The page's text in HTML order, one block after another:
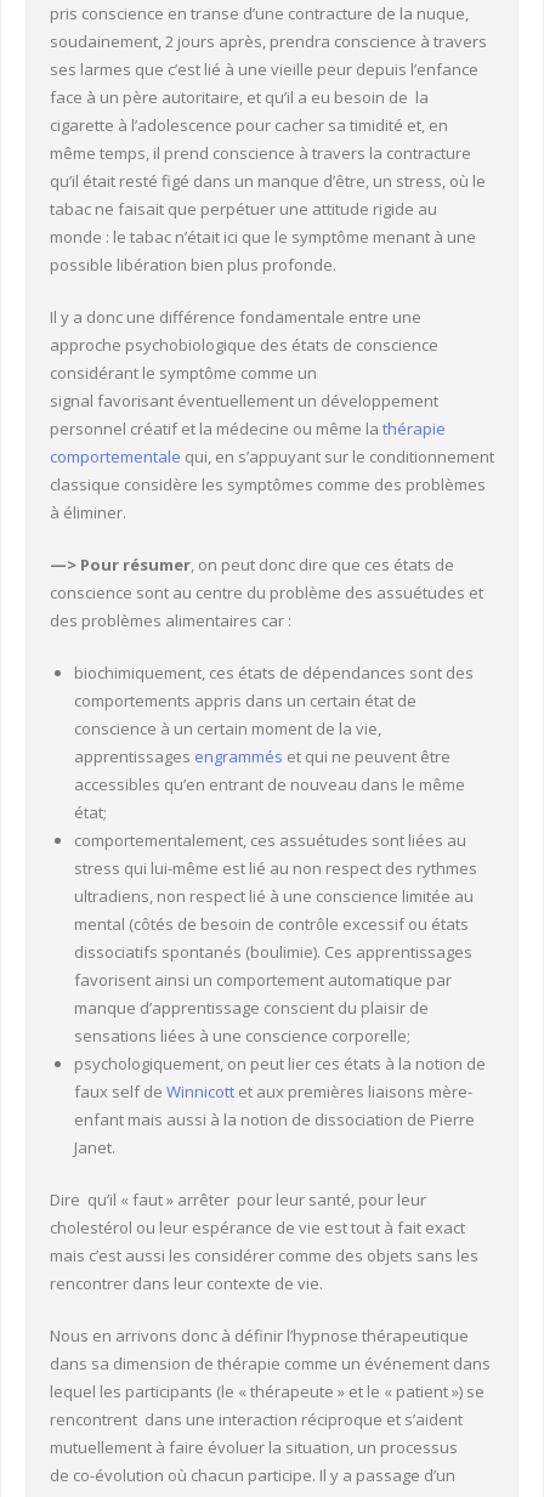
pris conscience en transe d’une contracture de la nuque,
soudainement, 2 jours après, prendra conscience à travers
ses larmes que c’est lié à une vieille peur depuis l’enfance
face à un père autoritaire, et qu’il a eu besoin de la
cigarette à l’adolescence pour cacher sa timidité et, en
même temps, il prend conscience à travers la contracture
qu’il était resté figé dans un manque d’être, un stress, où le
tabac ne faisait que perpétuer une attitude rigide au
monde : le tabac n’était ici que le symptôme menant à une
possible libération bien plus profonde.
Il y a donc une différence fondamentale entre une
approche psychobiologique des états de conscience
considérant le symptôme comme un
signal favorisant éventuellement un développement
personnel créatif et la médecine ou même la thérapie
comportementale qui, en s’appuyant sur le conditionnement
classique considère les symptômes comme des problèmes
à éliminer.
—> Pour résumer , on peut donc dire que ces états de
conscience sont au centre du problème des assuétudes et
des problèmes alimentaires car :
biochimiquement, ces états de dépendances sont des
comportements appris dans un certain état de
conscience à un certain moment de la vie,
apprentissages engrammés et qui ne peuvent être
accessibles qu’en entrant de nouveau dans le même
état;
comportementalement, ces assuétudes sont liées au
stress qui lui-même est lié au non respect des rythmes
ultradiens, non respect lié à une conscience limitée au
mental (côtés de besoin de contrôle excessif ou états
dissociatifs spontanés (boulimie). Ces apprentissages
favorisent ainsi un comportement automatique par
manque d’apprentissage conscient du plaisir de
sensations liées à une conscience corporelle;
psychologiquement, on peut lier ces états à la notion de
faux self de Winnicott et aux premières liaisons mère-
enfant mais aussi à la notion de dissociation de Pierre
Janet.
Dire qu’il « faut » arrêter pour leur santé, pour leur
cholestérol ou leur espérance de vie est tout à fait exact
mais c’est aussi les considérer comme des objets sans les
rencontrer dans leur contexte de vie.
Nous en arrivons donc à définir l’hypnose thérapeutique
dans sa dimension de thérapie comme un événement dans
lequel les participants (le « thérapeute » et le « patient ») se
rencontrent dans une interaction réciproque et s’aident
mutuellement à faire évoluer la situation, un processus
de co-évolution où chacun participe. Il y a passage d’un